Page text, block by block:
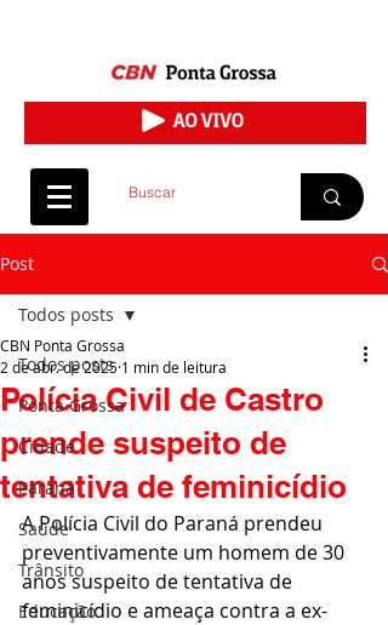
Post
Todos posts
Ponta Grossa
Cidade
Paraná
Saúde
Trânsito
Educação
Todos posts
Polícia Civil de Castro
prende suspeito de
tentativa de feminicídio
CBN Ponta Grossa
2 de abr. de 2025 1 min de leitura
A Polícia Civil do Paraná prendeu
preventivamente um homem de 30
anos suspeito de tentativa de
feminicídio e ameaça contra a ex-